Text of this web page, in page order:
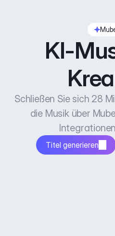
KI-
Schließen Sie sich 28
die Musik über
Titel generieren